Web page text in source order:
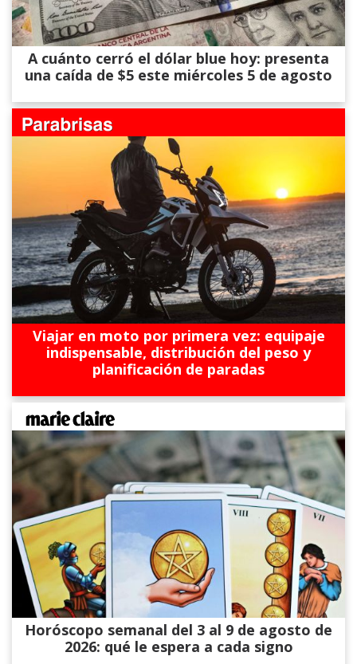
A cuánto cerró el dólar blue hoy: presenta
una caída de $5 este miércoles 5 de agosto
Viajar en moto por primera vez: equipaje
indispensable, distribución del peso y
planificación de paradas
Horóscopo semanal del 3 al 9 de agosto de
2026: qué le espera a cada signo